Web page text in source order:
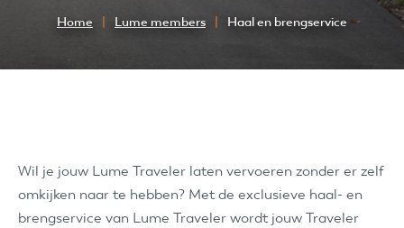
Home Lume members Haal en brengservice
Wil je jouw Lume Traveler laten vervoeren zonder er zelf
omkijken naar te hebben? Met de exclusieve haal- en
brengservice van Lume Traveler wordt jouw Traveler